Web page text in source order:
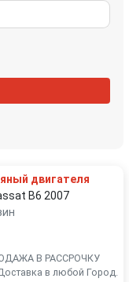
Opel
Skoda
Suzuki
двигателя
B6 2007
В РАССРОЧКУ
в любой Город.